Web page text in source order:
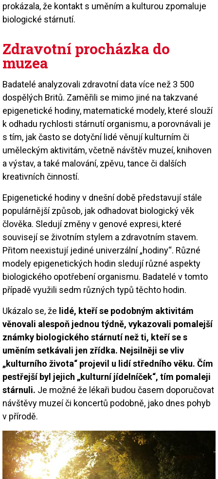
prokázala, že kontakt s uměním a kulturou zpomaluje
biologické stárnutí.
Zdravotní procházka do
muzea
Badatelé analyzovali zdravotní data více než 3 500
dospělých Britů. Zaměřili se mimo jiné na takzvané
epigenetické hodiny, matematické modely, které slouží
k odhadu rychlosti stárnutí organismu, a porovnávali je
s tím, jak často se dotyční lidé věnují kulturním či
uměleckým aktivitám, včetně návštěv muzeí, knihoven
a výstav, a také malování, zpěvu, tance či dalších
kreativních činností.
Epigenetické hodiny v dnešní době představují stále
populárnější způsob, jak odhadovat biologický věk
člověka. Sledují změny v genové expresi, které
souvisejí se životním stylem a zdravotním stavem.
Přitom neexistují jediné univerzální „hodiny“. Různé
modely epigenetických hodin sledují různé aspekty
biologického opotřebení organismu. Badatelé v tomto
případě využili sedm různých typů těchto hodin.
Ukázalo se, že lidé, kteří se podobným aktivitám
věnovali alespoň jednou týdně, vykazovali pomalejší
známky biologického stárnutí než ti, kteří se s
uměním setkávali jen zřídka. Nejsilněji se vliv
„kulturního života“ projevil u lidí středního věku. Čím
pestřejší byl jejich „kulturní jídelníček“, tím pomaleji
stárnuli. Je možné že lékaři budou časem doporučovat
návštěvy muzeí či koncertů podobně, jako dnes pohyb
v přírodě.
Image